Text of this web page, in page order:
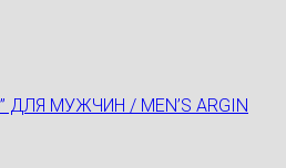
МУЖЧИН / MEN’S ARGIN